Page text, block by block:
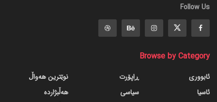
Follow Us
Browse by Category
ئابووری
ئاسیا
ڕاپۆرت
سیاسی
نوێترین هەواڵ
هەڵبژاردە